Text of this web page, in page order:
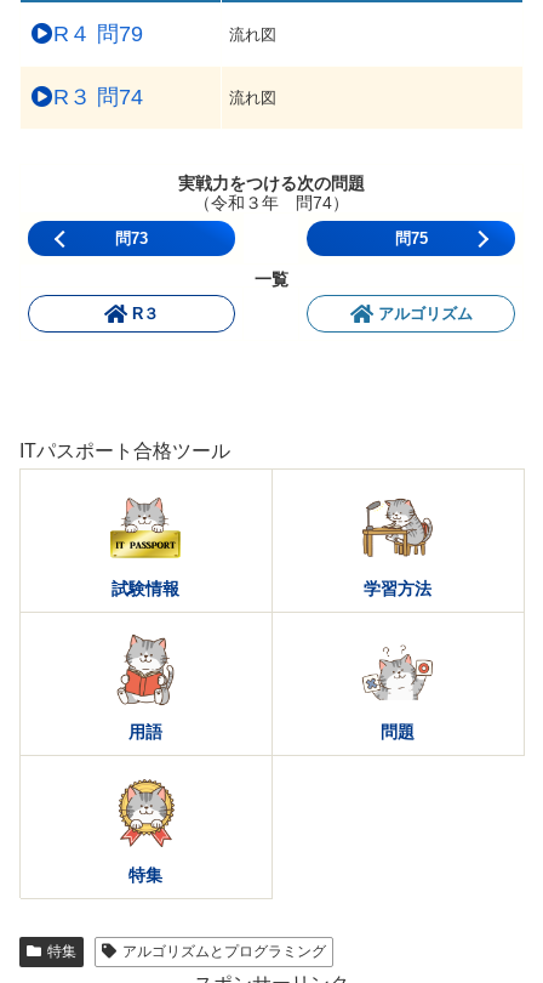
R４ 問79 流れ図
R３ 問74 流れ図
実戦力をつける次の問題
（令和３年 問74）
問73 問75
一覧
R３ アルゴリズム
ITパスポート合格ツール
試験情報 学習方法
用語 問題
特集
特集 アルゴリズムとプログラミング